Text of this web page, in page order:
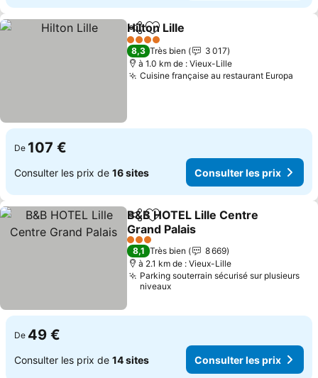
PartagerAjouter à mes favoris
Hilton Lille
4 Étoiles
8,3 Très bien
3 017
à 1.0 km de : Vieux-Lille
Cuisine française au restaurant Europa
De 107 €
Consulter les prix de 16 sites Consulter les prix
PartagerAjouter à mes favoris
B&B HOTEL Lille Centre
Grand Palais
Consulter les prix
3 Étoiles
8,1 Très bien
8 669
à 2.1 km de : Vieux-Lille
Parking souterrain sécurisé sur plusieurs
niveaux
De 49 €
Consulter les prix de 14 sites Consulter les prix